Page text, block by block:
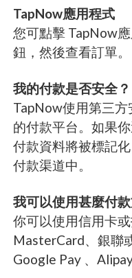
TapNow應用程式
您可點擊 TapNow
鈕，然後查看訂單。
我的付款是否安全？
TapNow使用第三
的付款平台。如果
付款資料將被標記
付款渠道中。
我可以使用甚麼付
你可以使用信用卡或
MasterCard、銀聯
Google Pay 、